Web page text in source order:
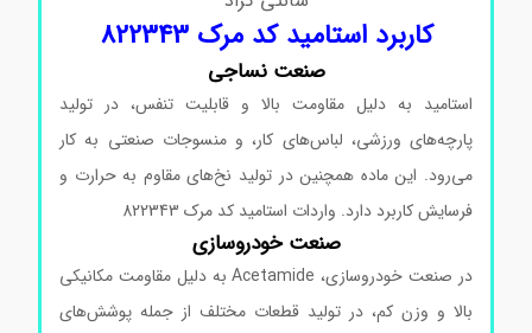
کاربرد استامید کد مرک 822343
صنعت نساجی
استامید به دلیل مقاومت بالا و قابلیت تنفس، در تولید
پارچه‌های ورزشی، لباس‌های کار، و منسوجات صنعتی به کار
می‌رود. این ماده همچنین در تولید نخ‌های مقاوم به حرارت و
فرسایش کاربرد دارد. واردات استامید کد مرک 822343
صنعت خودروسازی
در صنعت خودروسازی، Acetamide به دلیل مقاومت مکانیکی
بالا و وزن کم، در تولید قطعات مختلف از جمله پوشش‌های